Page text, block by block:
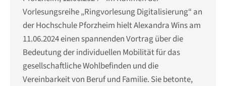
Vorlesungsreihe „Ringvorlesung Digitalisierung“ an
der Hochschule Pforzheim hielt Alexandra Wins am
11.06.2024 einen spannenden Vortrag über die
Bedeutung der individuellen Mobilität für das
gesellschaftliche Wohlbefinden und die
Vereinbarkeit von Beruf und Familie. Sie betonte,